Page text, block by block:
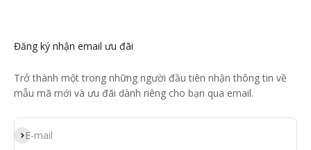
Đăng ký nhận email ưu đãi
Trở thành một trong những người đầu tiên nhận thông tin về
mẫu mã mới và ưu đãi dành riêng cho bạn qua email.
E-mail
Đăng ký